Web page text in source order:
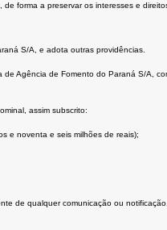
forma a preservar os interesses e
S/A, e adota outras providências.
Agência de Fomento do Paraná S/A,
assim subscrito:
e noventa e seis milhões de reais);
de qualquer comunicação ou